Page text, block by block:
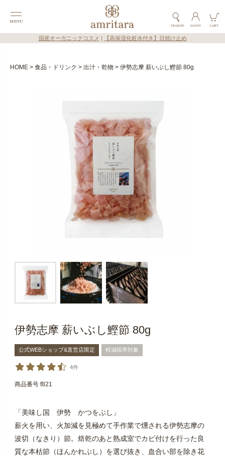
国産オーガニックコスメ 【高保湿化粧水付き】日焼け止め
HOME 食品・ドリンク 出汁・乾物 伊勢志摩 薪いぶし鰹節 80g
伊勢志摩 薪いぶし鰹節 80g
公式WEBショップ&直営店限定 軽減税率対象
4件
商品番号 f821
「美味し国 伊勢 かつをぶし」
薪火を用い、火加減を見極めて手作業で燻される伊勢志摩の
波切（なきり）節。焙乾のあと熟成室でカビ付けを行った良
質な本枯節（ほんかれぶし）を選び抜き、血合い部を除き花